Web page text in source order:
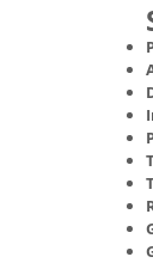
Scule cu
Scule pentru
Truse de scule
Truse de lipit
Ventuze cu
Vibratoare
Masini de
Masini de
Masini de
Masini de
Masini de
Uscatoare de
Masini de facut
Pachete